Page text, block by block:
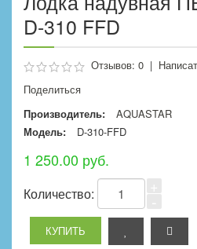
D-310 FFD
Отзывов: 0 |
Поделиться
Производитель:
AQUASTAR
Модель:
D-310-FFD
1 250.00 руб.
Количество: